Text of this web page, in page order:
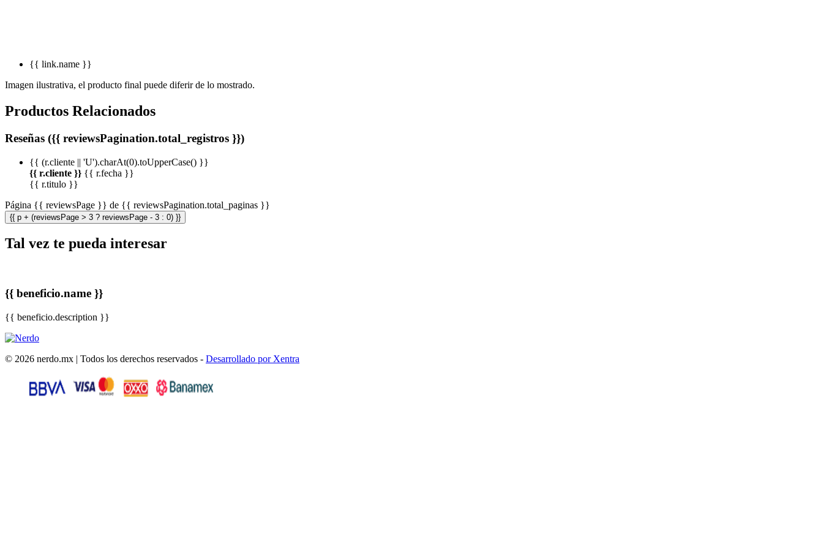
{{ link.name }}
Imagen ilustrativa, el producto final puede diferir de lo mostrado.
Productos Relacionados
Reseñas ({{ reviewsPagination.total_registros }})
{{ (r.cliente || 'U').charAt(0).toUpperCase() }}
{{ r.cliente }} {{ r.fecha }}
{{ r.titulo }}
Página {{ reviewsPage }} de {{ reviewsPagination.total_paginas }}
{{ p + (reviewsPage > 3 ? reviewsPage - 3 : 0) }}
Tal vez te pueda interesar
{{ beneficio.name }}
{{ beneficio.description }}
© 2026 nerdo.mx | Todos los derechos reservados - Desarrollado por Xentra